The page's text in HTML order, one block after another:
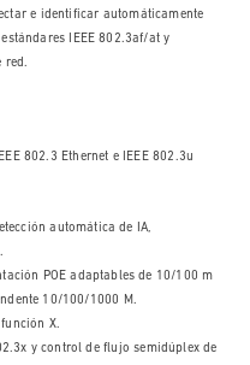
e identificar automáticamente
IEEE 802.3af/at y
red.
802.3 Ethernet e IEEE 802.3u
automática de IA,
POE adaptables de 10/100 m
10/100/1000 M.
X.
y control de flujo semidúplex de